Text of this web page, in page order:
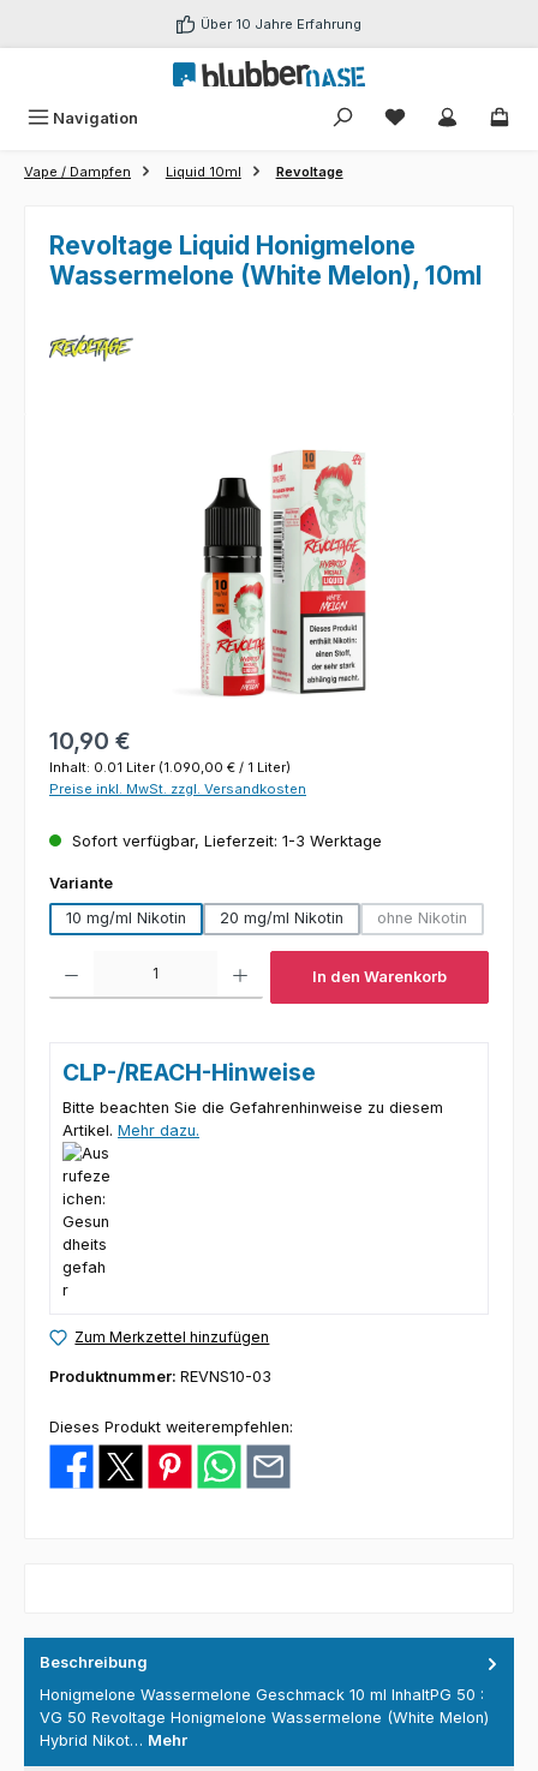
Zum Hauptinhalt springen Über 10 Jahre Erfahrung
Navigation Du hast 0
Vape / Dampfen Liquid 10ml Revoltage
Revoltage Liquid Honigmelone
Wassermelone (White Melon), 10ml
Regulärer Preis:
10,90 €
Inhalt: 0.01 Liter (1.090,00 € / 1 Liter)
Preise inkl. MwSt. zzgl. Versandkosten
Sofort verfügbar, Lieferzeit: 1-3 Werktage
Varianteauswählen
10 mg/ml Nikotin
20 mg/ml Nikotin ohne Nikotin
(Diese Option
In den Warenkorb
CLP-/REACH-Hinweise
Bitte beachten Sie die Gefahrenhinweise zu diesem
Artikel. Mehr dazu.
Zum Merkzettel hinzufügen
Produktnummer: REVNS10-03
Dieses Produkt weiterempfehlen:
Beschreibung
Honigmelone Wassermelone Geschmack 10 ml InhaltPG 50 :
VG 50 Revoltage Honigmelone Wassermelone (White Melon)
Hybrid Nikot… Mehr